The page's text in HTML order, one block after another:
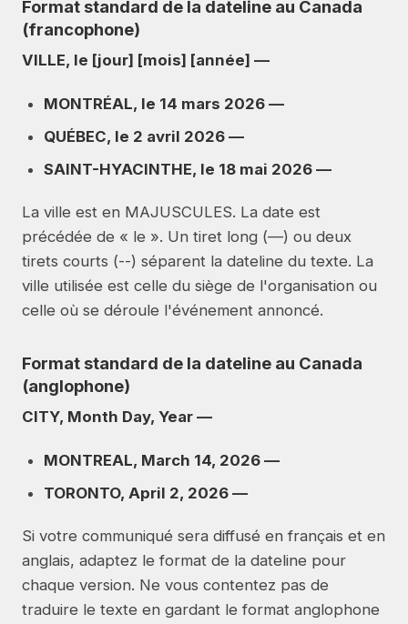
Format standard de la dateline au Canada
(francophone)
VILLE, le [jour] [mois] [année] —
MONTRÉAL, le 14 mars 2026 —
QUÉBEC, le 2 avril 2026 —
SAINT-HYACINTHE, le 18 mai 2026 —
La ville est en MAJUSCULES. La date est
précédée de « le ». Un tiret long (—) ou deux
tirets courts (--) séparent la dateline du texte. La
ville utilisée est celle du siège de l'organisation ou
celle où se déroule l'événement annoncé.
Format standard de la dateline au Canada
(anglophone)
CITY, Month Day, Year —
MONTREAL, March 14, 2026 —
TORONTO, April 2, 2026 —
Si votre communiqué sera diffusé en français et en
anglais, adaptez le format de la dateline pour
chaque version. Ne vous contentez pas de
traduire le texte en gardant le format anglophone